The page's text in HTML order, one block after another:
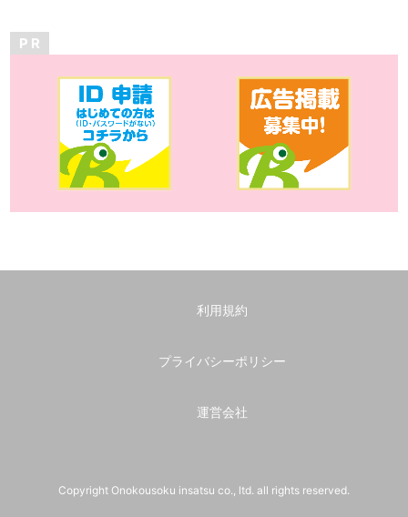
P R
利用規約
プライバシーポリシー
運営会社
Copyright Onokousoku insatsu co., ltd. all rights reserved.